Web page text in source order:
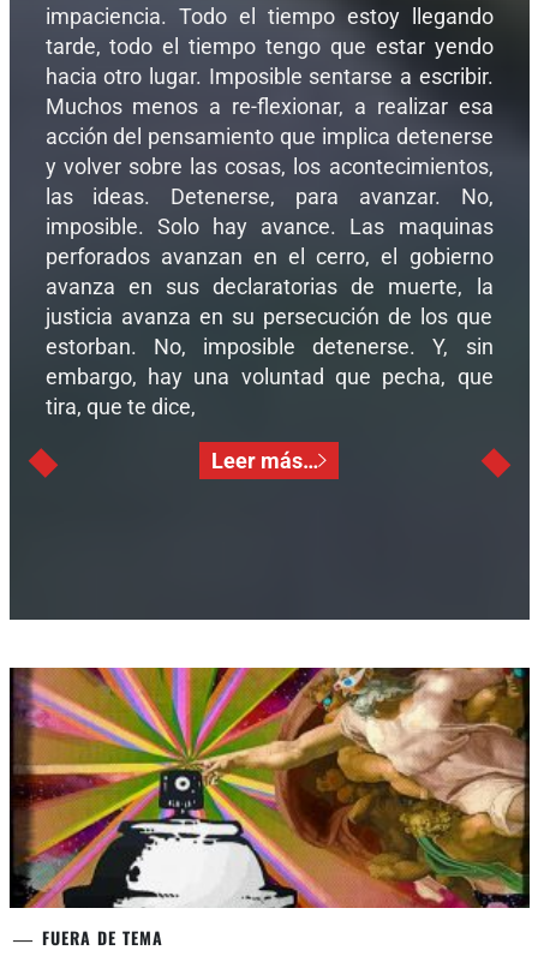
impaciencia. Todo el tiempo estoy llegando
tarde, todo el tiempo tengo que estar yendo
hacia otro lugar. Imposible sentarse a escribir.
Muchos menos a re-flexionar, a realizar esa
acción del pensamiento que implica detenerse
y volver sobre las cosas, los acontecimientos,
las ideas. Detenerse, para avanzar. No,
imposible. Solo hay avance. Las maquinas
perforados avanzan en el cerro, el gobierno
avanza en sus declaratorias de muerte, la
justicia avanza en su persecución de los que
estorban. No, imposible detenerse. Y, sin
embargo, hay una voluntad que pecha, que
tira, que te dice,
Leer más…
FUERA DE TEMA